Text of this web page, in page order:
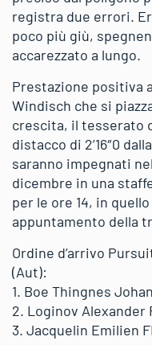
registra due errori.
poco più giù,
accarezzato a lungo.
Prestazione positiva
Windisch che si
crescita, il tesserato
distacco di 2’16″0
saranno impegnati
dicembre in una
per le ore 14, in
appuntamento della
Ordine d’arrivo
(Aut):
1. Boe Thingnes
2. Loginov Alexander
3. Jacquelin Emilien